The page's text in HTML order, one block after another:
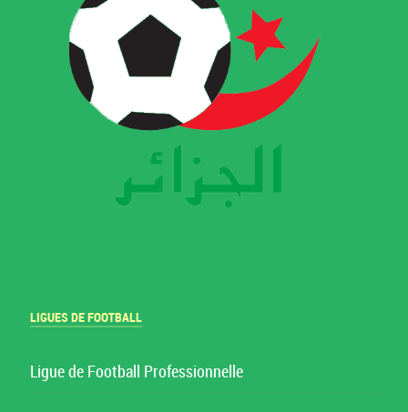
LIGUES DE FOOTBALL
Ligue de Football Professionnelle